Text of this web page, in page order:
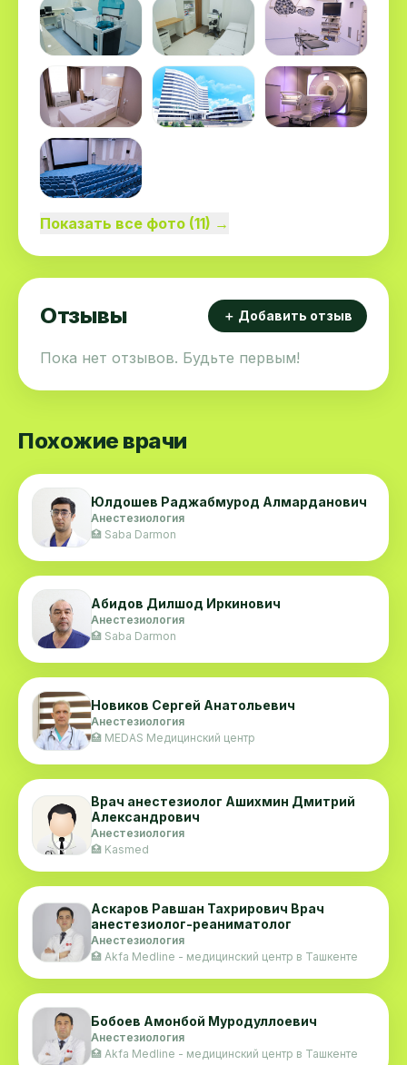
Урология — анестезиологическое
обеспечение при лапаротомных и
лапароскопических (ТУР) операциях.
Рентгенохирургические методы —
анестезиологическое обеспечение
срочного и планового стентирования и
баллонной ангиопластики коронарных
артерий, проведения локального
(селективного) тромболизиса при
Показать все фото (11) →
Отзывы ＋ Добавить отзыв
Пока нет отзывов. Будьте первым!
Похожие врачи
Юлдошев Раджабмурод Алмарданович
Анестезиология
🏥 Saba Darmon
Абидов Дилшод Иркинович
Анестезиология
🏥 Saba Darmon
Новиков Сергей Анатольевич
Анестезиология
🏥 MEDAS Медицинский центр
Врач анестезиолог Ашихмин Дмитрий
Александрович
Анестезиология
🏥 Kasmed
Аскаров Равшан Тахрирович Врач
анестезиолог-реаниматолог
Анестезиология
🏥 Akfa Medline - медицинский центр в Ташкенте
Бобоев Амонбой Муродуллоевич
Анестезиология
🏥 Akfa Medline - медицинский центр в Ташкенте